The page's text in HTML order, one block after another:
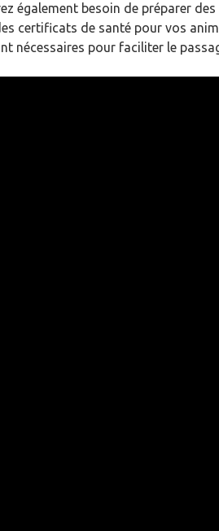
également besoin de préparer des
certificats de santé pour vos
nécessaires pour faciliter le